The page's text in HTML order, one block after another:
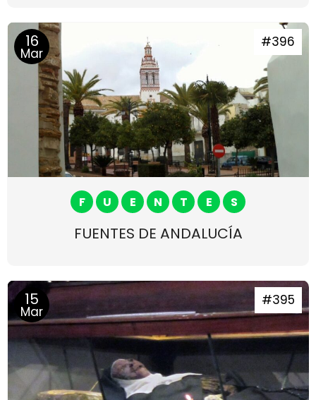
16
Mar
#396
F U E N T E S
FUENTES DE ANDALUCÍA
15
Mar
#395